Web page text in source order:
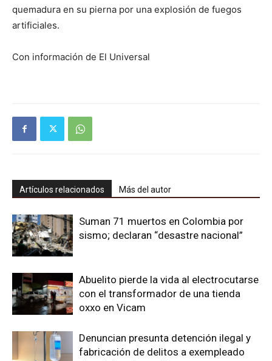
quemadura en su pierna por una explosión de fuegos
artificiales.
Con información de El Universal
Artículos relacionados Más del autor
Suman 71 muertos en Colombia por
sismo; declaran “desastre nacional”
Abuelito pierde la vida al electrocutarse
con el transformador de una tienda
oxxo en Vicam
Denuncian presunta detención ilegal y
fabricación de delitos a exempleado